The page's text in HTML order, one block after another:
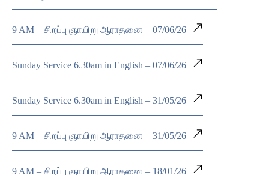
9 AM – சிறப்பு ஞாயிறு ஆராதனை – 07/06/26
Sunday Service 6.30am in English – 07/06/26
Sunday Service 6.30am in English – 31/05/26
9 AM – சிறப்பு ஞாயிறு ஆராதனை – 31/05/26
9 AM – சிறப்பு ஞாயிறு ஆராதனை – 18/01/26